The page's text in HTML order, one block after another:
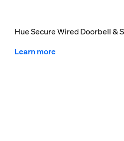
Hue Secure Wired Doorbell &
Learn more